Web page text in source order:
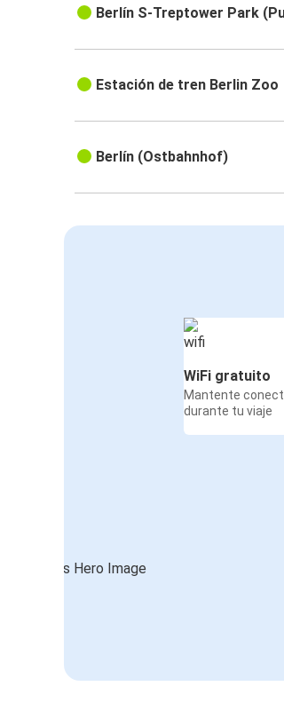
Berlín S-Treptower Park
Estación de tren Berlin Zoo
Berlín (Ostbahnhof)
WiFi gratuito
Mantente
durante tu viaje